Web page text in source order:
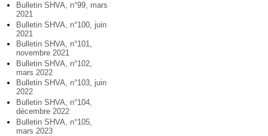
Bulletin SHVA, n°99, mars
2021
Bulletin SHVA, n°100, juin
2021
Bulletin SHVA, n°101,
novembre 2021
Bulletin SHVA, n°102,
mars 2022
Bulletin SHVA, n°103, juin
2022
Bulletin SHVA, n°104,
décembre 2022
Bulletin SHVA, n°105,
mars 2023